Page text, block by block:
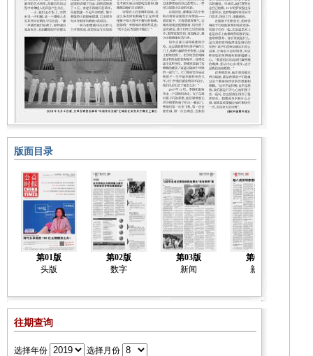
版面目录
第01版
头版
第02版
数字
第03版
新闻
第04版
新闻
往期查询
选择年份 选择月份